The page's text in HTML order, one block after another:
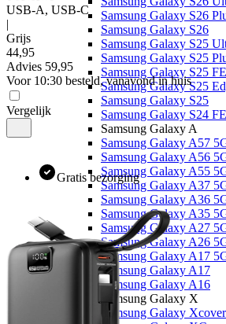
Samsung Galaxy S26
Samsung Galaxy S26
Samsung Galaxy S25
Samsung Galaxy S25
Samsung Galaxy S25 FE
Samsung Galaxy S25
Samsung Galaxy S25
Samsung Galaxy S24 FE
Samsung Galaxy A
Samsung Galaxy A57
Samsung Galaxy A56
Samsung Galaxy A55
Samsung Galaxy A37
Samsung Galaxy A36
Samsung Galaxy A35
Samsung Galaxy A27
Samsung Galaxy A26
Samsung Galaxy A17
Samsung Galaxy A17
Samsung Galaxy A16
Samsung Galaxy X
Samsung Galaxy
USB-A, USB-C
|
Grijs
44,95
Advies 59,95
Voor 10:30 besteld, vanavond in huis
Vergelijk
Gratis bezorging